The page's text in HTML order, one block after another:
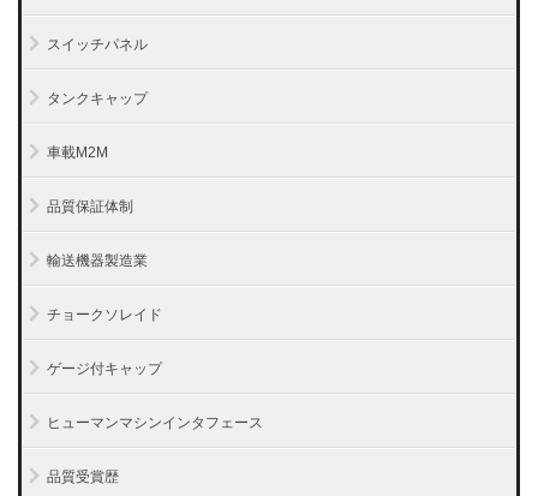
スイッチパネル
タンクキャップ
車載M2M
品質保証体制
輸送機器製造業
チョークソレイド
ゲージ付キャップ
ヒューマンマシンインタフェース
品質受賞歴